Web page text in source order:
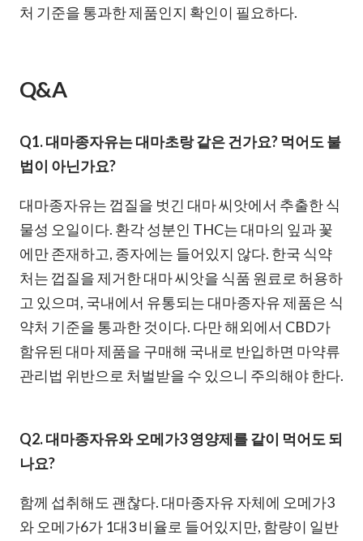
처 기준을 통과한 제품인지 확인이 필요하다.
Q&A
Q1. 대마종자유는 대마초랑 같은 건가요? 먹어도 불
법이 아닌가요?
대마종자유는 껍질을 벗긴 대마 씨앗에서 추출한 식
물성 오일이다. 환각 성분인 THC는 대마의 잎과 꽃
에만 존재하고, 종자에는 들어있지 않다. 한국 식약
처는 껍질을 제거한 대마 씨앗을 식품 원료로 허용하
고 있으며, 국내에서 유통되는 대마종자유 제품은 식
약처 기준을 통과한 것이다. 다만 해외에서 CBD가
함유된 대마 제품을 구매해 국내로 반입하면 마약류
관리법 위반으로 처벌받을 수 있으니 주의해야 한다.
Q2. 대마종자유와 오메가3 영양제를 같이 먹어도 되
나요?
함께 섭취해도 괜찮다. 대마종자유 자체에 오메가3
와 오메가6가 1대3 비율로 들어있지만, 함량이 일반